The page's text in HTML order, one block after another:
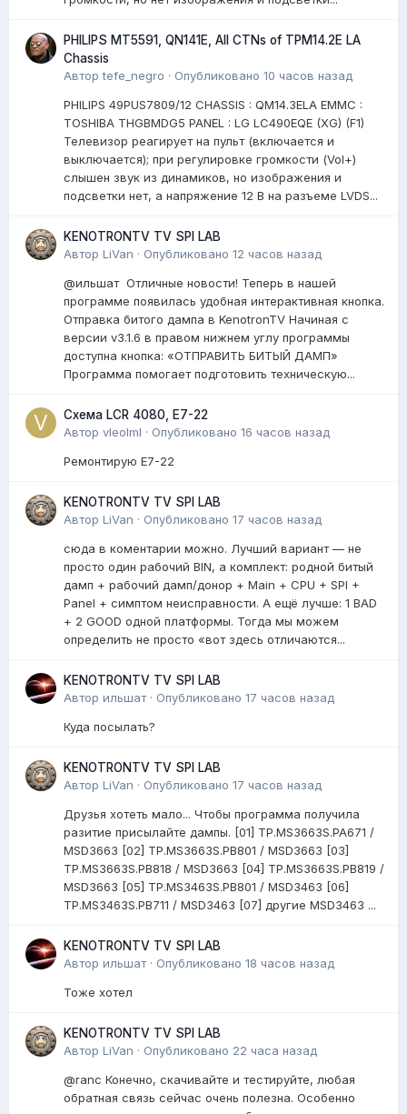
PHILIPS MT5591, QN141E, All CTNs of TPM14.2E LA
Chassis
Авторtefe_negro · Опубликовано 10 часов назад
PHILIPS 49PUS7809/12 CHASSIS : QM14.3ELA EMMC :
TOSHIBA THGBMDG5 PANEL : LG LC490EQE (XG) (F1)
Телевизор реагирует на пульт (включается и
выключается); при регулировке громкости (Vol+)
слышен звук из динамиков, но изображения и
подсветки нет, а напряжение 12 В на разъеме LVDS...
KENOTRONTV TV SPI LAB
Автор LiVan · Опубликовано 12 часов назад
@ильшат Отличные новости! Теперь в нашей
программе появилась удобная интерактивная кнопка.
Отправка битого дампа в KenotronTV Начиная с
версии v3.1.6 в правом нижнем углу программы
доступна кнопка: «ОТПРАВИТЬ БИТЫЙ ДАМП»
Программа помогает подготовить техническую...
Схема LCR 4080, E7-22
Автор vleolml · Опубликовано 16 часов назад
Ремонтирую E7-22
KENOTRONTV TV SPI LAB
Автор LiVan · Опубликовано 17 часов назад
сюда в коментарии можно. Лучший вариант — не
просто один рабочий BIN, а комплект: родной битый
дамп + рабочий дамп/донор + Main + CPU + SPI +
Panel + симптом неисправности. А ещё лучше: 1 BAD
+ 2 GOOD одной платформы. Тогда мы можем
определить не просто «вот здесь отличаются...
KENOTRONTV TV SPI LAB
Автор ильшат· Опубликовано 17 часов назад
Куда посылать?
KENOTRONTV TV SPI LAB
Автор LiVan · Опубликовано 17 часов назад
Друзья хотеть мало... Чтобы программа получила
разитие присылайте дампы. [01] TP.MS3663S.PA671 /
MSD3663 [02] TP.MS3663S.PB801 / MSD3663 [03]
TP.MS3663S.PB818 / MSD3663 [04] TP.MS3663S.PB819 /
MSD3663 [05] TP.MS3463S.PB801 / MSD3463 [06]
TP.MS3463S.PB711 / MSD3463 [07] другие MSD3463 ...
KENOTRONTV TV SPI LAB
Автор ильшат· Опубликовано 18 часов назад
Тоже хотел
KENOTRONTV TV SPI LAB
Автор LiVan · Опубликовано 22 часа назад
@ranc Конечно, скачивайте и тестируйте, любая
обратная связь сейчас очень полезна. Особенно